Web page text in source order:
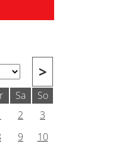
>
Sa
So
2
3
9
10